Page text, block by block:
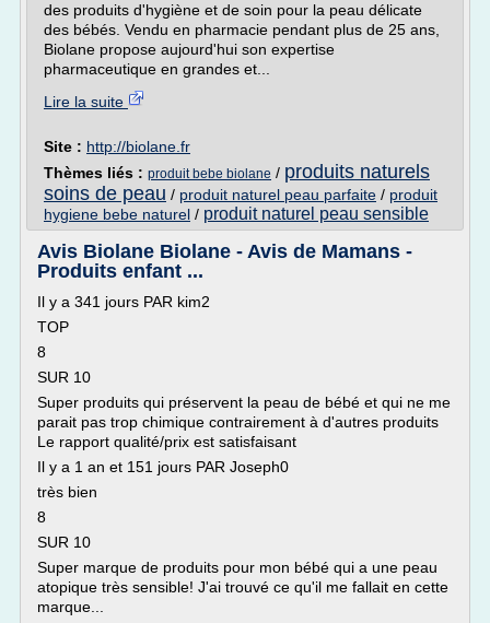
des produits d'hygiène et de soin pour la peau délicate
des bébés. Vendu en pharmacie pendant plus de 25 ans,
Biolane propose aujourd'hui son expertise
pharmaceutique en grandes et...
Lire la suite
Site : http://biolane.fr
Thèmes liés : produit bebe biolane / produits naturels
soins de peau / produit naturel peau parfaite / produit
hygiene bebe naturel / produit naturel peau sensible
Avis Biolane Biolane - Avis de Mamans -
Produits enfant ...
Il y a 341 jours PAR kim2
TOP
8
SUR 10
Super produits qui préservent la peau de bébé et qui ne me
parait pas trop chimique contrairement à d'autres produits
Le rapport qualité/prix est satisfaisant
Il y a 1 an et 151 jours PAR Joseph0
très bien
8
SUR 10
Super marque de produits pour mon bébé qui a une peau
atopique très sensible! J'ai trouvé ce qu'il me fallait en cette
marque...